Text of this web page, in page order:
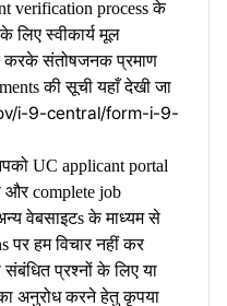
verification process के
लिए स्वीकार्य मूल
करके संतोषजनक प्रमाण
की सूची यहाँ देखी जा
i-9-central/form-i-9-
UC applicant portal
और complete job
वेबसाइटs के माध्यम से
पर हम विचार नहीं कर
प्रश्नों के लिए या
अनुरोध करने हेतु कृपया